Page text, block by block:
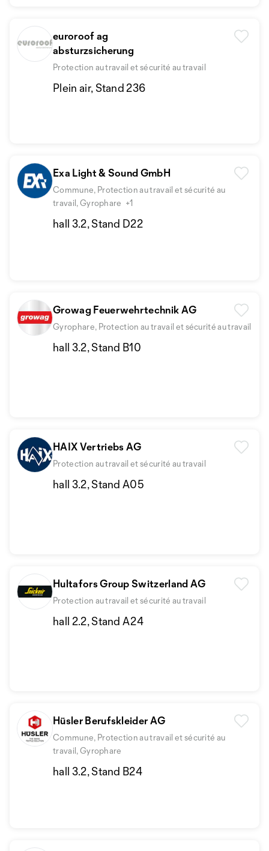
euroroof ag
absturzsicherung
Protection au travail et sécurité au travail
Plein air, Stand 236
Exa Light & Sound GmbH
Commune, Protection au travail et sécurité au
travail, Gyrophare +1
hall 3.2, Stand D22
Growag Feuerwehrtechnik AG
Gyrophare, Protection au travail et sécurité au travail
hall 3.2, Stand B10
HAIX Vertriebs AG
Protection au travail et sécurité au travail
hall 3.2, Stand A05
Hultafors Group Switzerland AG
Protection au travail et sécurité au travail
hall 2.2, Stand A24
Hüsler Berufskleider AG
Commune, Protection au travail et sécurité au
travail, Gyrophare
hall 3.2, Stand B24